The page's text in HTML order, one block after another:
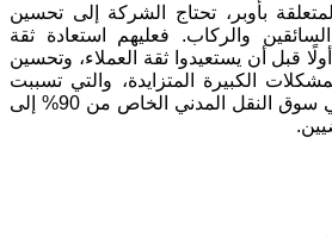
بأوبر، تحتاج الشركة إلى تحسين
والركاب. فعليهم استعادة ثقة
قبل أن يستعيدوا ثقة العملاء، وتحسين
الكبيرة المتزايدة، والتي تسببت
في انخفاض نسبة أوبر في سوق النقل المدني الخاص من 90% إلى